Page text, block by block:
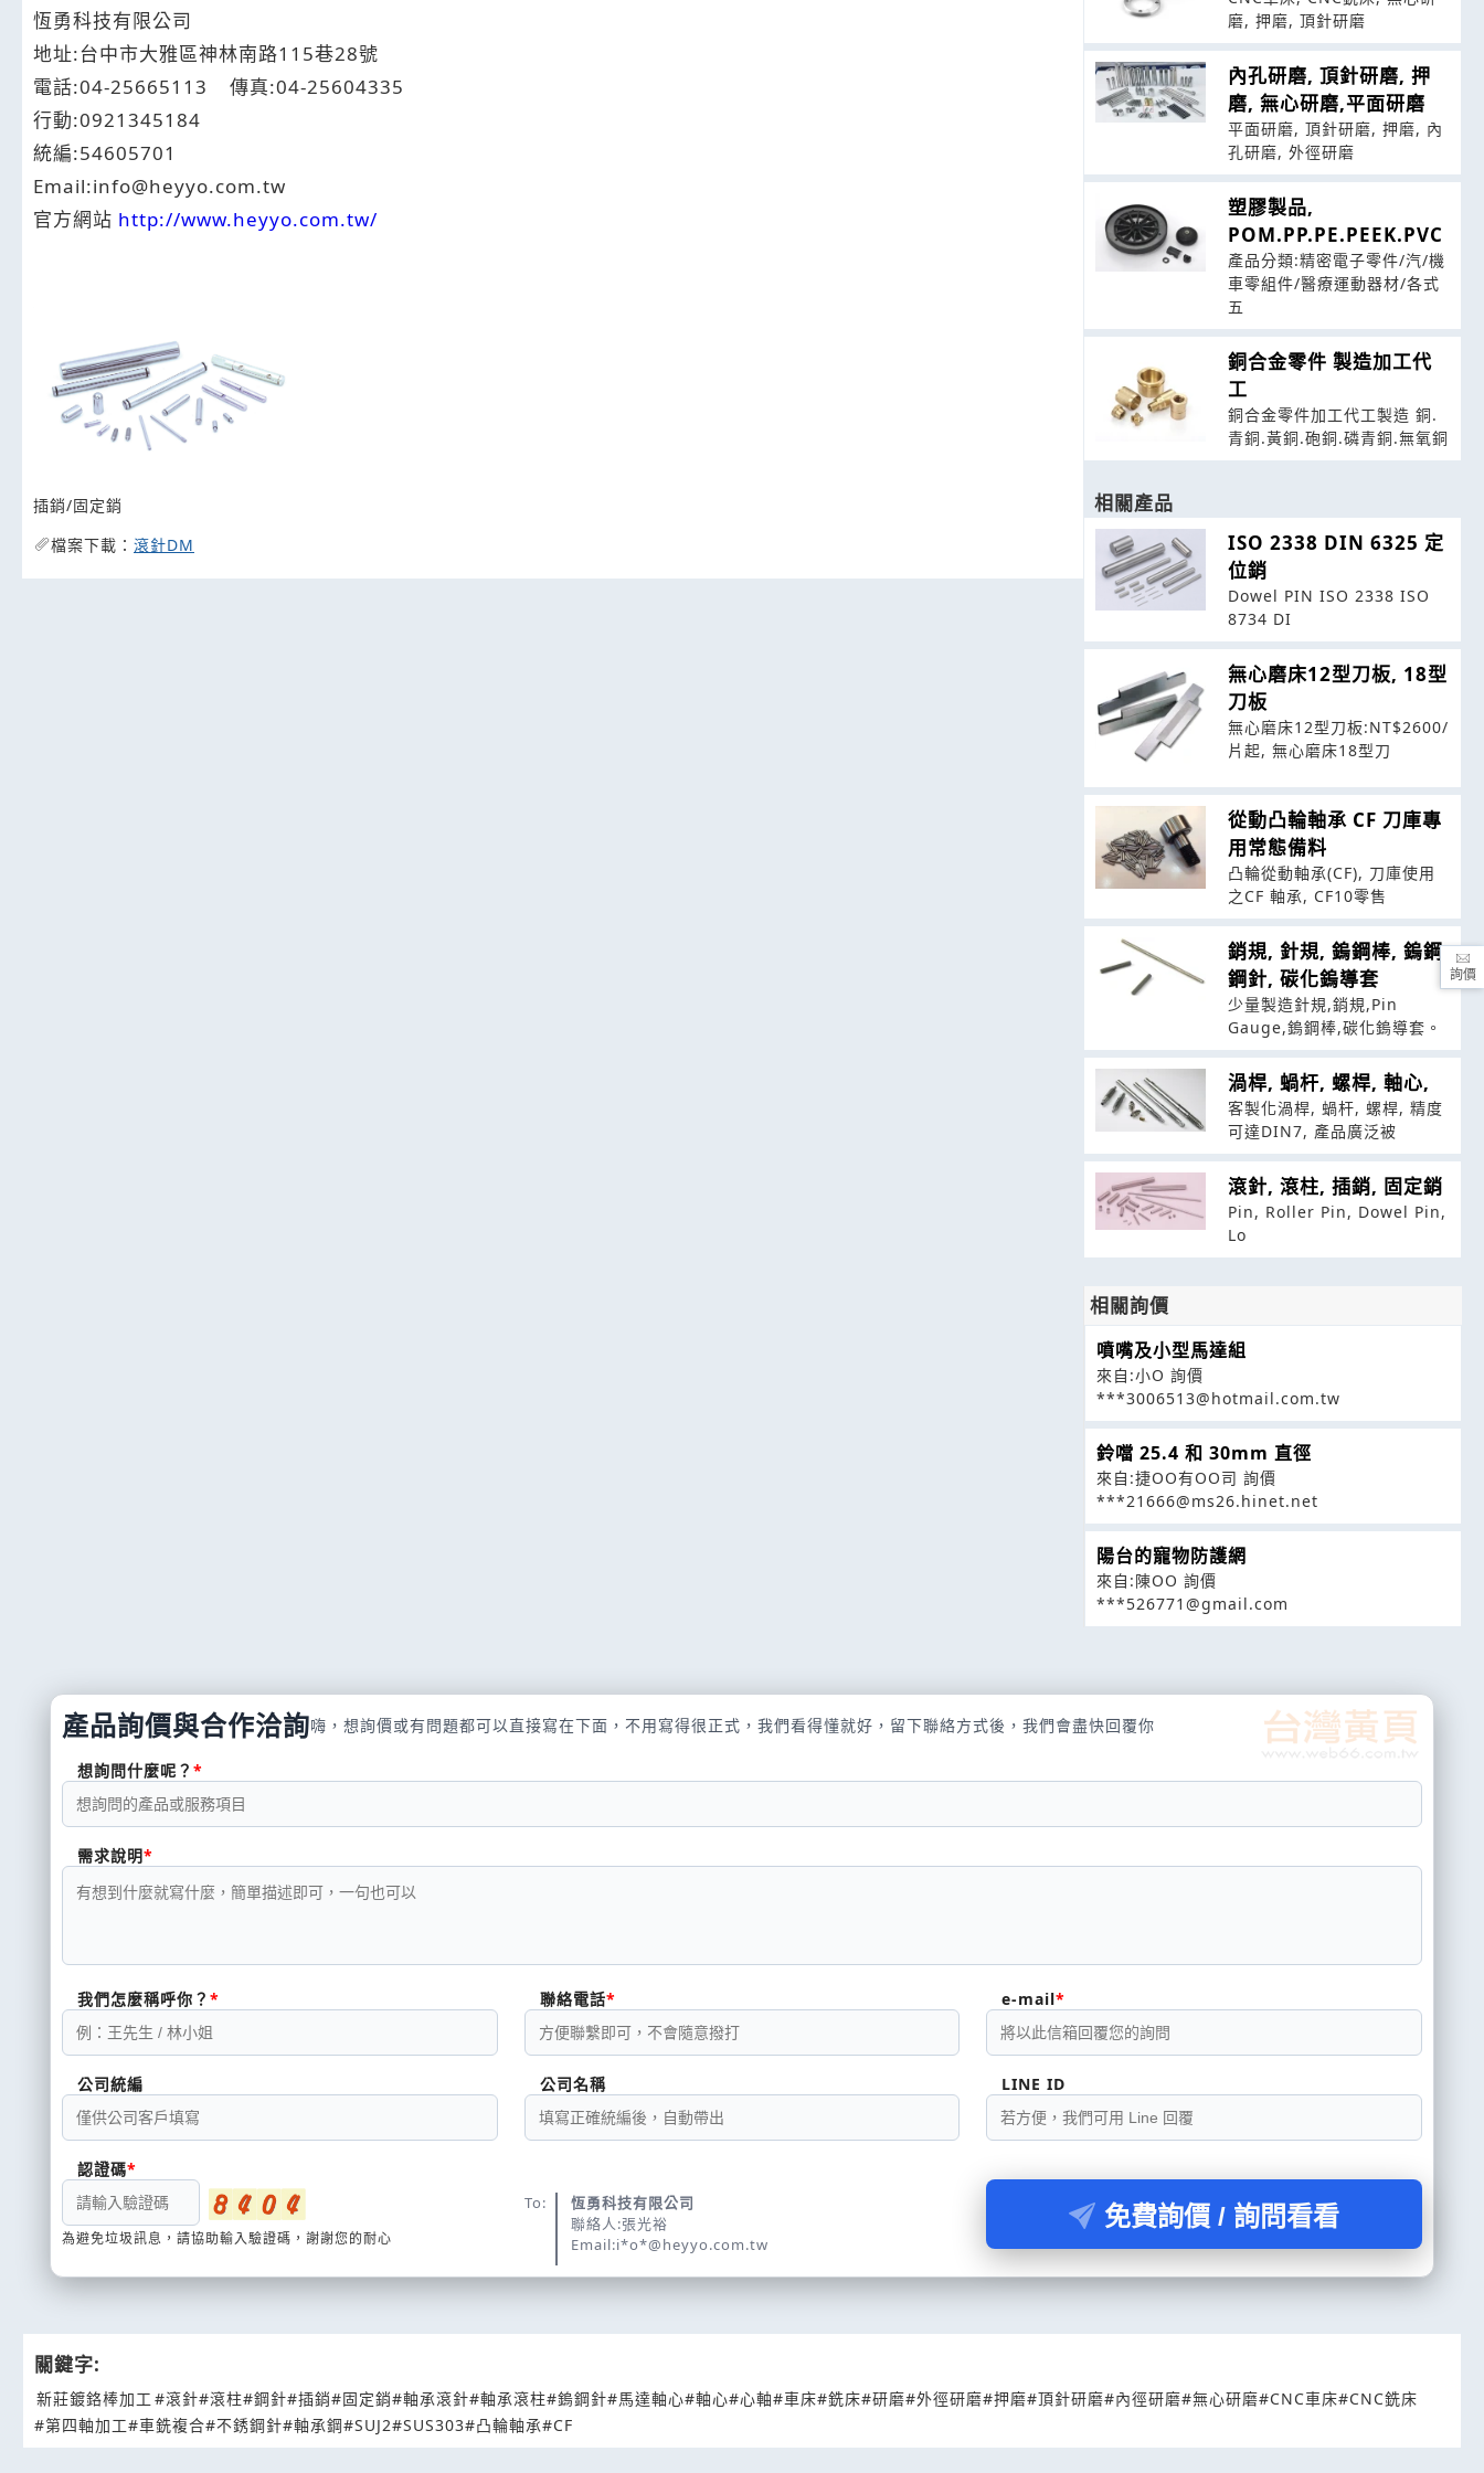
恆勇科技有限公司
地址:台中市大雅區神林南路115巷28號
電話:04-25665113 傳真:04-25604335
行動:0921345184
統編:54605701
Email:info@heyyo.com.tw
官方網站 http://www.heyyo.com.tw/
插銷/固定銷
檔案下載： 滾針DM
磨, 押磨, 頂針研磨
內孔研磨, 頂針研磨, 押
磨, 無心研磨,平面研磨
平面研磨, 頂針研磨, 押磨, 內
孔研磨, 外徑研磨
塑膠製品,
POM.PP.PE.PEEK.PVC
產品分類:精密電子零件/汽/機
車零組件/醫療運動器材/各式
五
銅合金零件 製造加工代
工
銅合金零件加工代工製造 銅.
青銅.黃銅.砲銅.磷青銅.無氧銅
相關產品
ISO 2338 DIN 6325 定
位銷
Dowel PIN ISO 2338 ISO
8734 DI
無心磨床12型刀板, 18型
刀板
無心磨床12型刀板:NT$2600/
片起, 無心磨床18型刀
從動凸輪軸承 CF 刀庫專
用常態備料
凸輪從動軸承(CF), 刀庫使用
之CF 軸承, CF10零售
銷規, 針規, 鎢鋼棒, 鎢鋼
鋼針, 碳化鎢導套
少量製造針規,銷規,Pin
Gauge,鎢鋼棒,碳化鎢導套。
渦桿, 蝸杆, 螺桿, 軸心,
客製化渦桿, 蝸杆, 螺桿, 精度
可達DIN7, 產品廣泛被
滾針, 滾柱, 插銷, 固定銷
Pin, Roller Pin, Dowel Pin,
Lo
相關詢價
噴嘴及小型馬達組
來自:小O 詢價
***3006513@hotmail.com.tw
鈴噹 25.4 和 30mm 直徑
來自:捷OO有OO司 詢價
***21666@ms26.hinet.net
陽台的寵物防護網
來自:陳OO 詢價
***526771@gmail.com
產品詢價與合作洽詢嗨，想詢價或有問題都可以直接寫在下面，不用寫得很正式，我們看得懂就好，留下聯絡方式後，我們會盡快回覆你
想詢問什麼呢？
需求說明
我們怎麼稱呼你？ 聯絡電話 e-mail
公司統編 公司名稱 LINE ID
認證碼
為避免垃圾訊息，請協助輸入驗證碼，謝謝您的耐心
To:
恆勇科技有限公司
聯絡人:張光裕
Email:i*o*@heyyo.com.tw
免費詢價 / 詢問看看
關鍵字:
新莊鍍鉻棒加工 #滾針#滾柱#鋼針#插銷#固定銷#軸承滾針#軸承滾柱#鎢鋼針#馬達軸心#軸心#心軸#車床#銑床#研磨#外徑研磨#押磨#頂針研磨#內徑研磨#無心研磨#CNC車床#CNC銑床
#第四軸加工#車銑複合#不銹鋼針#軸承鋼#SUJ2#SUS303#凸輪軸承#CF
詢價